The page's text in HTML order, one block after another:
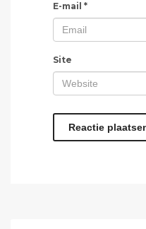
E-mail *
Site